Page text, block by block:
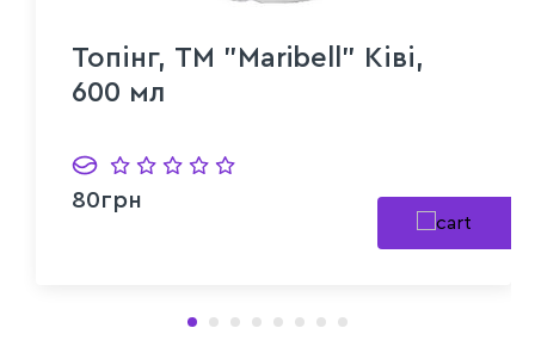
Топінг, ТМ "Maribell" Ківі,
600 мл
80грн